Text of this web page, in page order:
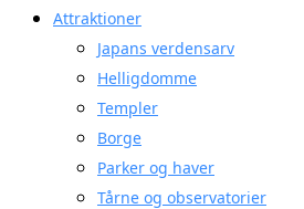
Attraktioner
Japans verdensarv
Helligdomme
Templer
Borge
Parker og haver
Tårne og observatorier